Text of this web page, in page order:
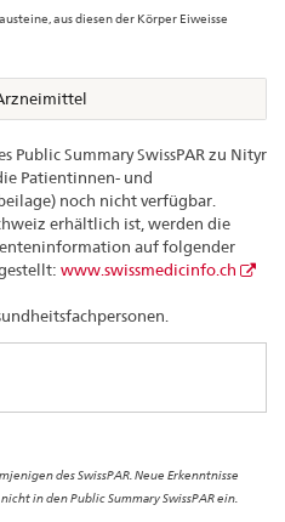
aus diesen der Körper Eiweisse
Public Summary SwissPAR zu Nityr
Patientinnen- und
noch nicht verfügbar.
erhältlich ist, werden die
auf folgender
www.swissmedicinfo.ch
des SwissPAR. Neue Erkenntnisse
in den Public Summary SwissPAR ein.